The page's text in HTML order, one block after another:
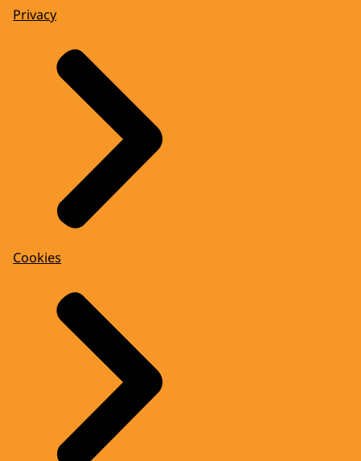
Privacy
Cookies